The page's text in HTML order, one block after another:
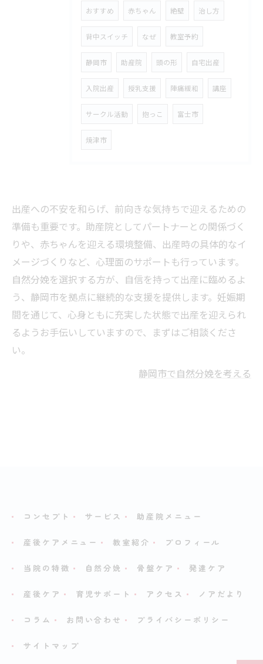
おすすめ 赤ちゃん 絶壁 治し方
背中スイッチ なぜ 教室予約
静岡市 助産院 頭の形 自宅出産
入院出産 授乳支援 陣痛緩和 講座
サークル活動 抱っこ 富士市
焼津市
出産への不安を和らげ、前向きな気持ちで迎えるための
準備も重要です。助産院としてパートナーとの関係づく
りや、赤ちゃんを迎える環境整備、出産時の具体的なイ
メージづくりなど、心理面のサポートも行っています。
自然分娩を選択する方が、自信を持って出産に臨めるよ
う、静岡市を拠点に継続的な支援を提供します。妊娠期
間を通じて、心身ともに充実した状態で出産を迎えられ
るようお手伝いしていますので、まずはご相談くださ
い。
静岡市で自然分娩を考える
コンセプト サービス 助産院メニュー
産後ケアメニュー 教室紹介 プロフィール
当院の特徴 自然分娩 骨盤ケア 発達ケア
産後ケア 育児サポート アクセス ノアだより
コラム お問い合わせ プライバシーポリシー
サイトマップ